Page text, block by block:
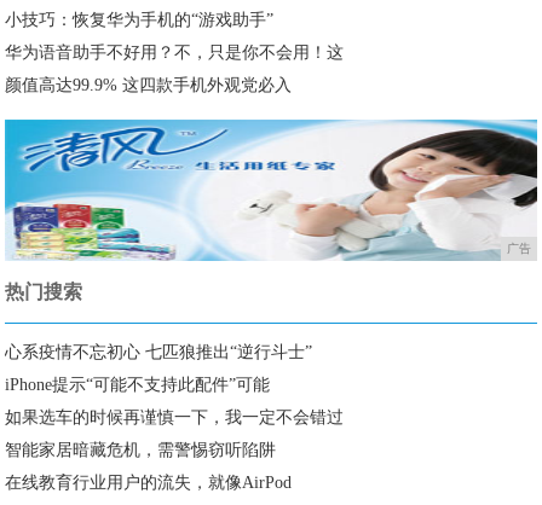
小技巧：恢复华为手机的“游戏助手”
华为语音助手不好用？不，只是你不会用！这
颜值高达99.9% 这四款手机外观党必入
广告
热门搜索
心系疫情不忘初心 七匹狼推出“逆行斗士”
iPhone提示“可能不支持此配件”可能
如果选车的时候再谨慎一下，我一定不会错过
智能家居暗藏危机，需警惕窃听陷阱
在线教育行业用户的流失，就像AirPod